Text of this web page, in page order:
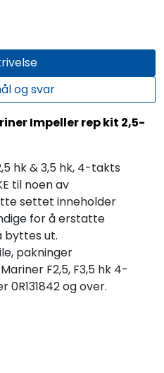
og svar
Impeller rep kit 2,5-
hk & 3,5 hk, 4-takts
til noen av
settet inneholder
for å erstatte
byttes ut.
pakninger
F2,5, F3,5 hk 4-
og over.